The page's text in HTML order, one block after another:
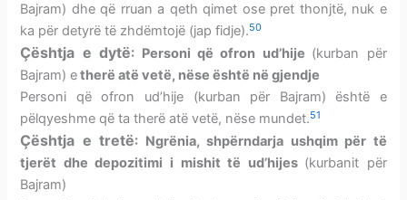
Bajram) dhe që rruan a qeth qimet ose pret thonjtë, nuk e
ka për detyrë të zhdëmtojë (jap fidje).50
Çështja e dytë: Personi që ofron ud’hije (kurban për
Bajram) etherë atë vetë, nëse është në gjendje
Personi që ofron ud’hije (kurban për Bajram) është e
pëlqyeshme që ta therë atë vetë, nëse mundet.51
Çështja e tretë: Ngrënia, shpërndarja ushqim për të
tjerët dhe depozitimi i mishit të ud’hijes (kurbanit për
Bajram)